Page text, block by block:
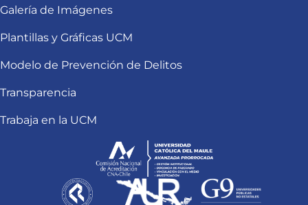
Galería de Imágenes
Plantillas y Gráficas UCM
Modelo de Prevención de Delitos
Transparencia
Trabaja en la UCM